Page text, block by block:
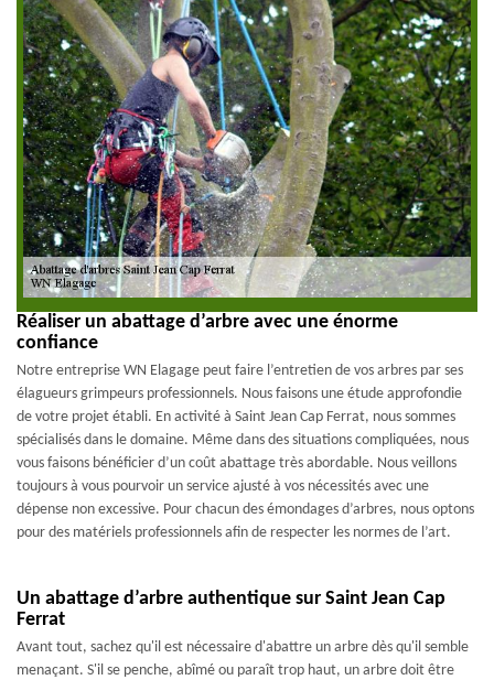
Réaliser un abattage d’arbre avec une énorme
confiance
Notre entreprise WN Elagage peut faire l’entretien de vos arbres par ses
élagueurs grimpeurs professionnels. Nous faisons une étude approfondie
de votre projet établi. En activité à Saint Jean Cap Ferrat, nous sommes
spécialisés dans le domaine. Même dans des situations compliquées, nous
vous faisons bénéficier d’un coût abattage très abordable. Nous veillons
toujours à vous pourvoir un service ajusté à vos nécessités avec une
dépense non excessive. Pour chacun des émondages d’arbres, nous optons
pour des matériels professionnels afin de respecter les normes de l’art.
Un abattage d’arbre authentique sur Saint Jean Cap
Ferrat
Avant tout, sachez qu'il est nécessaire d'abattre un arbre dès qu'il semble
menaçant. S'il se penche, abîmé ou paraît trop haut, un arbre doit être